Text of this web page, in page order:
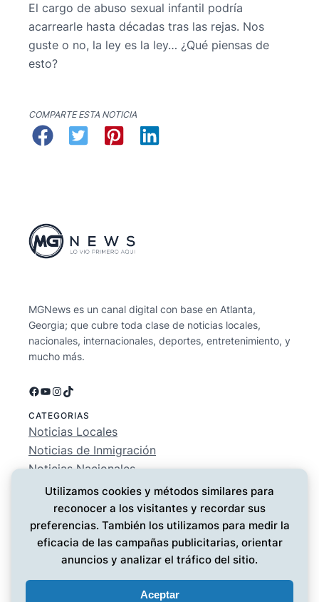
El cargo de abuso sexual infantil podría
acarrearle hasta décadas tras las rejas. Nos
guste o no, la ley es la ley… ¿Qué piensas de
esto?
COMPARTE ESTA NOTICIA
MGNews es un canal digital con base en Atlanta,
Georgia; que cubre toda clase de noticias locales,
nacionales, internacionales, deportes, entretenimiento, y
mucho más.
Facebook
YouTube
Instagram
TikTok
CATEGORIAS
Noticias Locales
Noticias de Inmigración
Noticias Nacionales
Deportes
Entretenimiento
EMPRESA
Conócenos
Política de Privacidad
Utilizamos cookies y métodos similares para
reconocer a los visitantes y recordar sus
preferencias. También los utilizamos para medir la
eficacia de las campañas publicitarias, orientar
anuncios y analizar el tráfico del sitio.
Aceptar